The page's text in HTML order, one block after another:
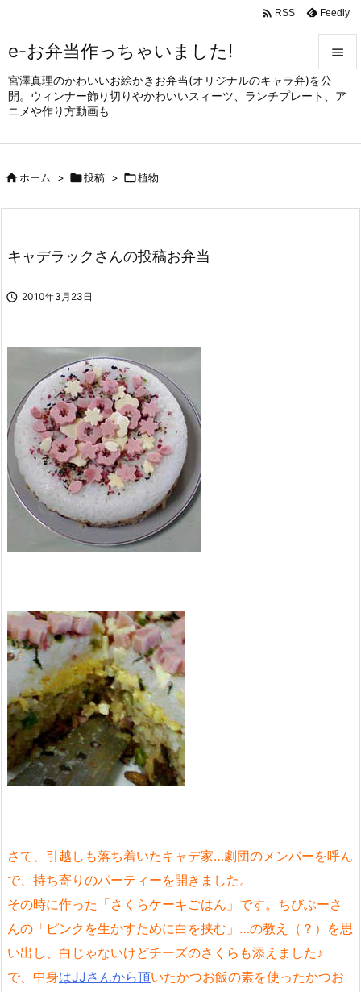
e-お弁当作っちゃいました!
宮澤真理のかわいいお絵かきお弁当(オリジナルのキャラ弁)を公
開。ウィンナー飾り切りやかわいいスィーツ、ランチプレート、ア
ニメや作り方動画も


メニュ
サイド

 RSS Feedly
ホーム > 投稿 > 植物
キャデラックさんの投稿お弁当
 2010年3月23日
さて、引越しも落ち着いたキャデ家…劇団のメンバーを呼ん
で、持ち寄りのパーティーを開きました。
その時に作った「さくらケーキごはん」です。ちびぶーさ
んの「ピンクを生かすために白を挟む」…の教え（？）を思
い出し、白じゃないけどチーズのさくらも添えました♪
で、中身はJJさんから頂いたかつお飯の素を使ったかつお